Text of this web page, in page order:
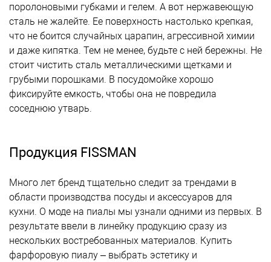
поролоновыми губками и гелем. А вот нержавеющую
сталь не жалейте. Ее поверхность настолько крепкая,
что не боится случайных царапин, агрессивной химии
и даже кипятка. Тем не менее, будьте с ней бережны. Не
стоит чистить сталь металлическими щетками и
грубыми порошками. В посудомойке хорошо
фиксируйте емкость, чтобы она не повредила
соседнюю утварь.
Продукция FISSMAN
Много лет бренд тщательно следит за трендами в
области производства посуды и аксессуаров для
кухни. О моде на пиалы мы узнали одними из первых. В
результате ввели в линейку продукцию сразу из
нескольких востребованных материалов. Купить
фарфоровую пиалу – выбрать эстетику и